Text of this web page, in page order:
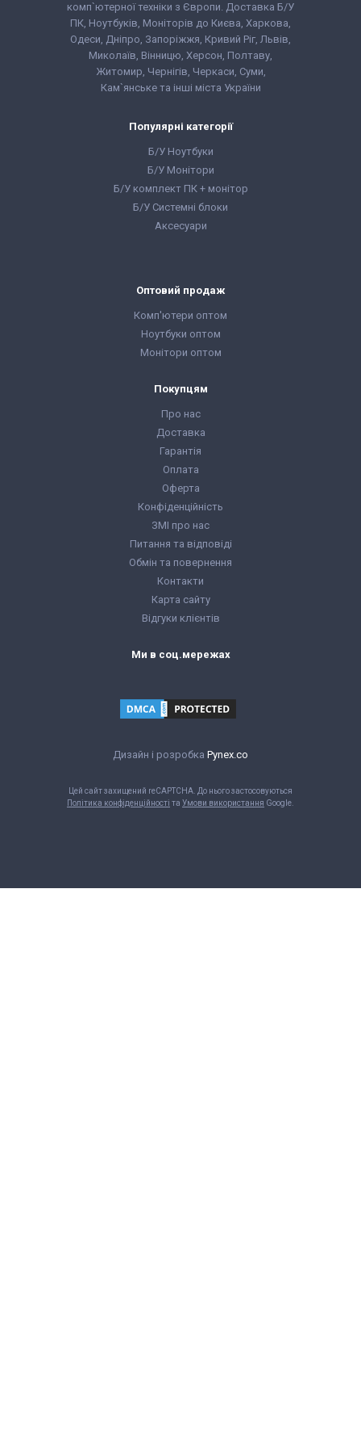
комп`ютерної техніки з Європи. Доставка Б/У
ПК, Ноутбуків, Моніторів до Києва, Харкова,
Одеси, Дніпро, Запоріжжя, Кривий Ріг, Львів,
Миколаїв, Вінницю, Херсон, Полтаву,
Житомир, Чернігів, Черкаси, Суми,
Кам`янське та інші міста України
Популярні категорії
Б/У Ноутбуки
Б/У Монітори
Б/У комплект ПК + монітор
Б/У Системні блоки
Аксесуари
Оптовий продаж
Комп'ютери оптом
Ноутбуки оптом
Монітори оптом
Покупцям
Про нас
Доставка
Гарантія
Оплата
Оферта
Конфіденційність
ЗМІ про нас
Питання та відповіді
Обмін та повернення
Контакти
Карта сайту
Відгуки клієнтів
Ми в соц.мережах
Дизайн і розробка Pynex.co
Цей сайт захищений reCAPTCHA. До нього застосовуються
Політика конфіденційності та Умови використання Google.